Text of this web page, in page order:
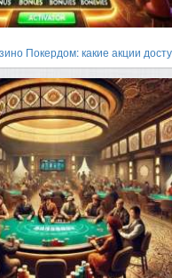
Покердом: какие акции